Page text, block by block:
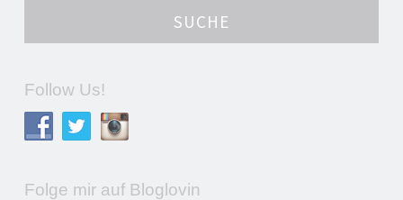
Follow Us!
Folge mir auf Bloglovin